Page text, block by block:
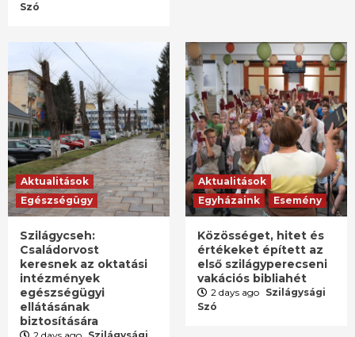
Szó
Aktualitások
Egészségügy
Szilágycseh:
Családorvost
keresnek az oktatási
intézmények
egészségügyi
ellátásának
biztosítására
Aktualitások
Egyházaink
Esemény
Közösséget, hitet és
értékeket épített az
első szilágyperecseni
vakációs bibliahét
2 days ago Szilágysági
Szó